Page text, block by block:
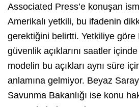
Associated Press’e konuşan
Amerikalı yetkili, bu ifadenin
gerektiğini belirtti. Yetkiliye göre
güvenlik açıklarını saatler
modelin bu açıkları aynı süre
anlamına gelmiyor. Beyaz
Savunma Bakanlığı ise konu